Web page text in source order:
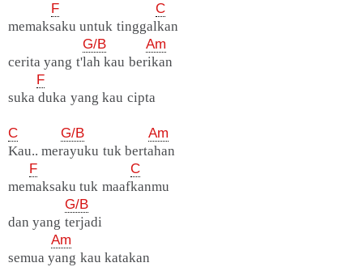
F
C
memaksaku untuk tinggalkan
G/B
Am
cerita yang t'lah kau berikan
F
suka duka yang kau cipta
C G/B
Am
Kau.. merayuku tuk bertahan
F
C
memaksaku tuk maafkanmu
G/B
dan yang terjadi
Am
semua yang kau katakan